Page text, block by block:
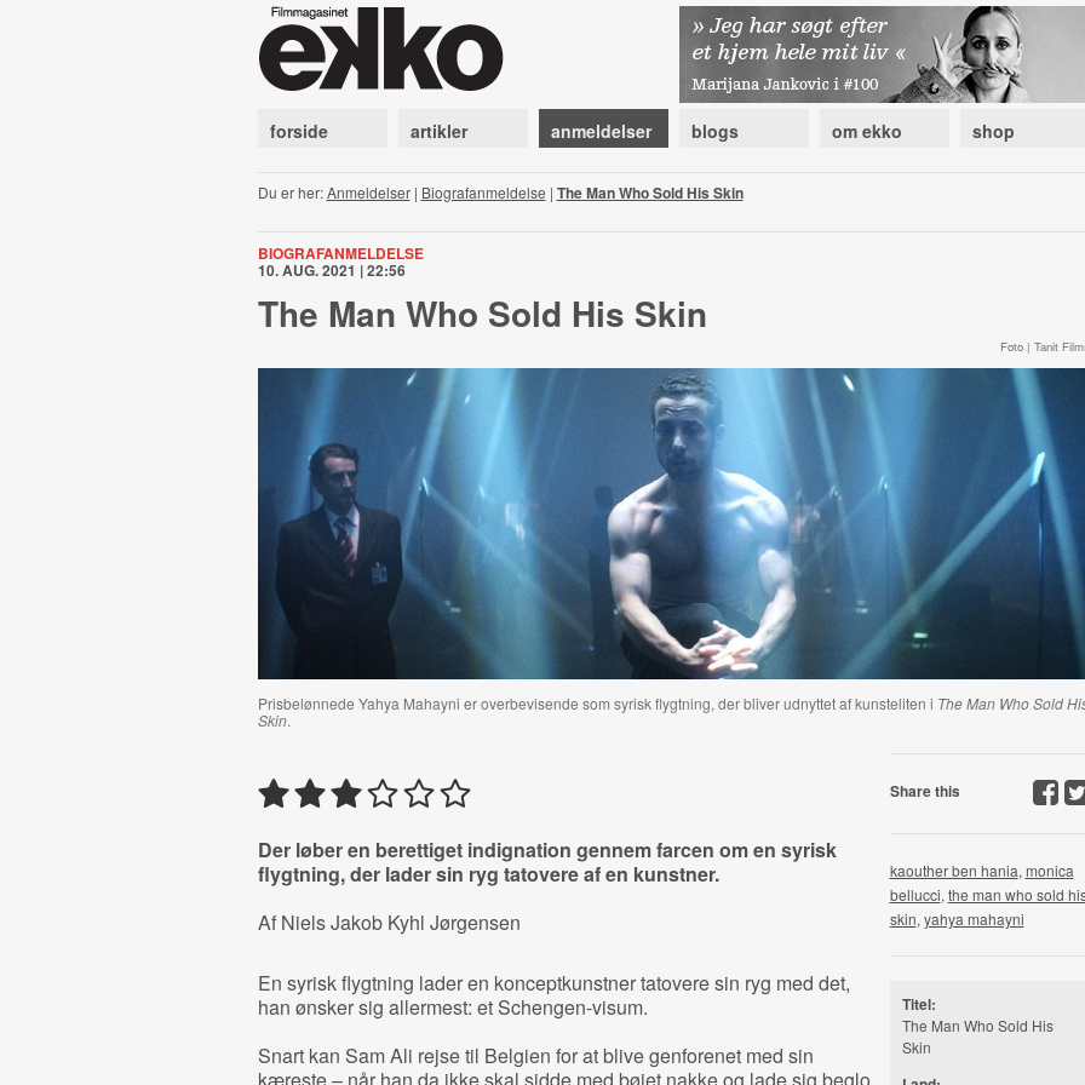
forside artikler anmeldelser blogs om ekko shop
Du er her:Anmeldelser| Biografanmeldelse | The Man Who Sold His Skin
BIOGRAFANMELDELSE
10. AUG. 2021 | 22:56
The Man Who Sold His Skin
Foto | Tanit
Prisbelønnede Yahya Mahayni er overbevisende som syrisk flygtning, der bliver udnyttet af kunsteliten i The Man Who Sold
Skin.
Der løber en berettiget indignation gennem farcen om en syrisk
flygtning, der lader sin ryg tatovere af en kunstner.
Af Niels Jakob Kyhl Jørgensen
En syrisk flygtning lader en konceptkunstner tatovere sin ryg med det,
han ønsker sig allermest: et Schengen-visum.
Snart kan Sam Ali rejse til Belgien for at blive genforenet med sin
Share this
kaouther ben hania, monica
bellucci, the man who sold
skin, yahya mahayni
Titel:
The Man Who Sold His
Skin